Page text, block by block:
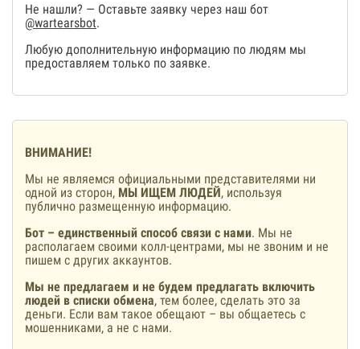
Не нашли? — Оставьте заявку через наш бот
@wartearsbot.
Любую дополнительную информацию по людям мы
предоставляем только по заявке.
ВНИМАНИЕ!
Мы не являемся официальными представителями ни
одной из сторон, МЫ ИЩЕМ ЛЮДЕЙ, используя
публично размещенную информацию.
Бот – единственный способ связи с нами. Мы не
располагаем своими колл-центрами, мы не звоним и не
пишем с других аккаунтов.
Мы не предлагаем и не будем предлагать включить
людей в списки обмена, тем более, сделать это за
деньги. Если вам такое обещают – вы общаетесь с
мошенниками, а не с нами.